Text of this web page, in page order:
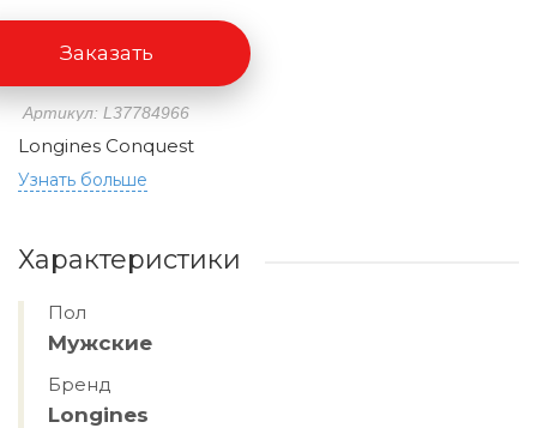
Артикул: L37784966
Longines Conquest
Узнать больше
Заказать
Характеристики
Пол
Мужские
Бренд
Longines